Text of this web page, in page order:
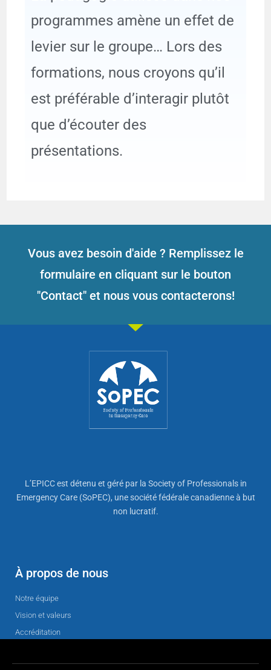
programmes amène un effet de
levier sur le groupe… Lors des
formations, nous croyons qu’il
est préférable d’interagir plutôt
que d’écouter des
présentations.
Vous avez besoin d'aide ? Remplissez le
formulaire en cliquant sur le bouton
"Contact" et nous vous contacterons!
L’EPICC est détenu et géré par la Society of Professionals in
Emergency Care (SoPEC), une société fédérale canadienne à but
non lucratif.
À propos de nous
Notre équipe
Vision et valeurs
Accréditation